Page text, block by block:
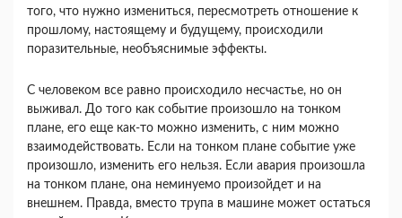
того, что нужно измениться, пе­ресмотреть отношение к
прошлому, настоящему и будущему, происходили
поразительные, необъясни­мые эффекты.
С человеком все равно происходило несчастье, но он
выживал. До того как событие произошло на тон­ком
плане, его еще как-то можно изменить, с ним можно
взаимодействовать. Если на тонком плане со­бытие уже
произошло, изменить его нельзя. Если авария произошла
на тонком плане, она неминуемо произойдет и на
внешнем. Правда, вместо трупа в машине может остаться